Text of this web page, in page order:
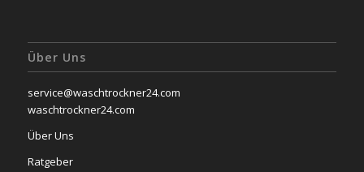
Über Uns
service@waschtrockner24.com
waschtrockner24.com
Über Uns
Ratgeber